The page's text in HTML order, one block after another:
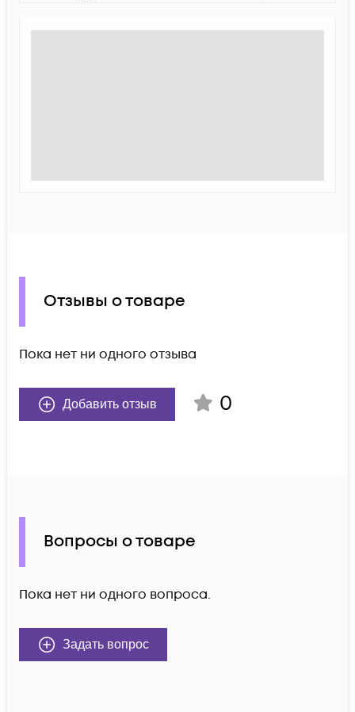
Отзывы о товаре
Пока нет ни одного отзыва
Добавить отзыв 0
Вопросы о товаре
Пока нет ни одного вопроса.
Задать вопрос